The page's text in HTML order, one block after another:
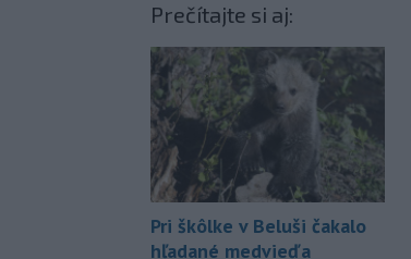
Prečítajte si aj:
Pri škôlke v Beluši čakalo
hľadané medvieďa